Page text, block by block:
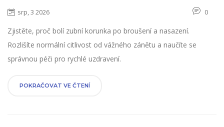
srp, 3 2026 0
Zjistěte, proč bolí zubní korunka po broušení a nasazení.
Rozlišíte normální citlivost od vážného zánětu a naučíte se
správnou péči pro rychlé uzdravení.
POKRAČOVAT VE ČTENÍ